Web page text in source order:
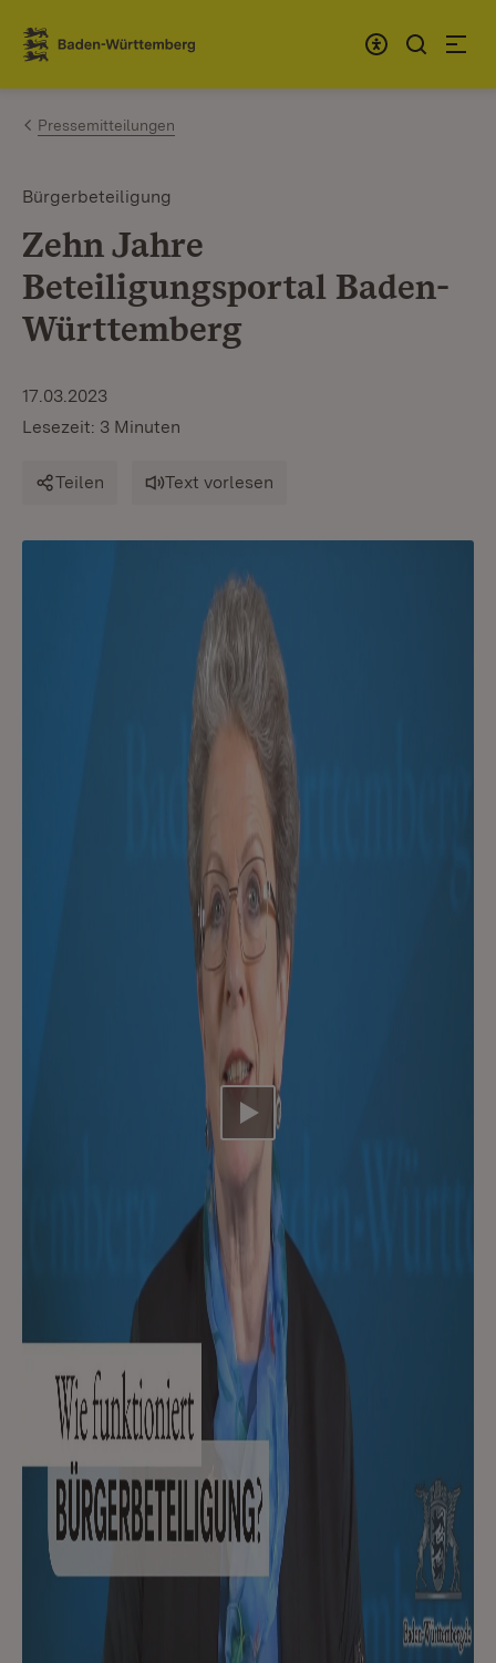
Zum Inhalt springen
Link zur Startseite
Pressemitteilungen
Bürgerbeteiligung
Zehn Jahre
Beteiligungsportal Baden-
Württemberg
17.03.2023
Lesezeit: 3 Minuten
Teilen Text vorlesen
Video abspielen